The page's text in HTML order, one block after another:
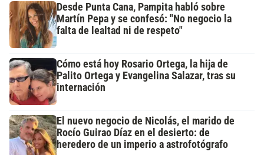
Desde Punta Cana, Pampita habló sobre
Martín Pepa y se confesó: "No negocio la
falta de lealtad ni de respeto"
Cómo está hoy Rosario Ortega, la hija de
Palito Ortega y Evangelina Salazar, tras su
internación
El nuevo negocio de Nicolás, el marido de
Rocío Guirao Díaz en el desierto: de
heredero de un imperio a astrofotógrafo